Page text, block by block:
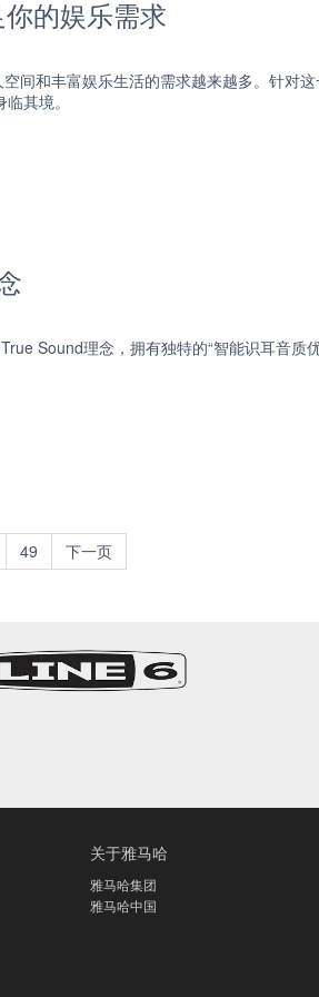
的娱乐需求
间和丰富娱乐生活的需求越来越多。针对
其境。
Sound理念，拥有独特的“智能识耳音质
49 下一页
关于雅马哈
雅马哈集团
雅马哈中国